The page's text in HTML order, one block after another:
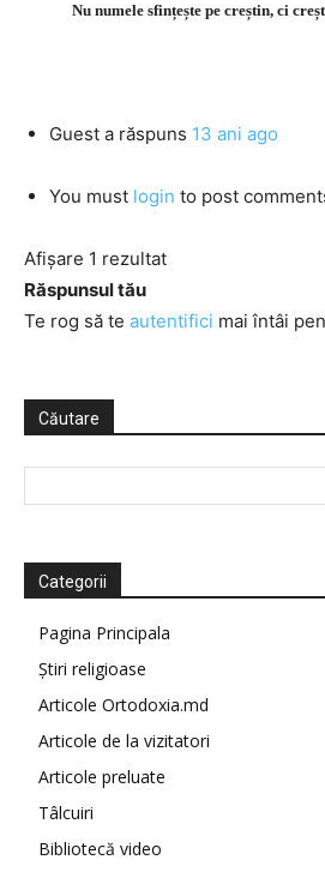
Nu numele sfințește pe creștin, ci
Guest a răspuns 13 ani ago
You must login to post
Afișare 1 rezultat
Răspunsul tău
Te rog să te autentifici mai întâi
Căutare
Categorii
Pagina Principala
Știri religioase
Articole Ortodoxia.md
Articole de la vizitatori
Articole preluate
Tâlcuiri
Bibliotecă video